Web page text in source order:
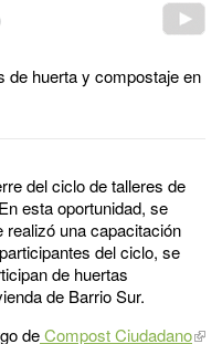
de huerta y compostaje en
del ciclo de talleres de
esta oportunidad, se
realizó una capacitación
del ciclo, se
de huertas
de Barrio Sur.
deCompost Ciudadano